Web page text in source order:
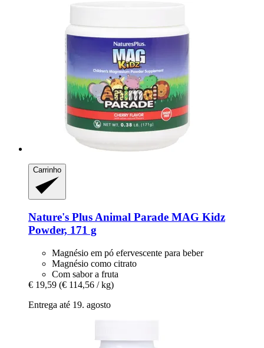
Carrinho
Nature's Plus Animal Parade MAG Kidz
Powder, 171 g
Magnésio em pó efervescente para beber
Magnésio como citrato
Com sabor a fruta
€ 19,59 (€ 114,56 / kg)
Entrega até 19. agosto